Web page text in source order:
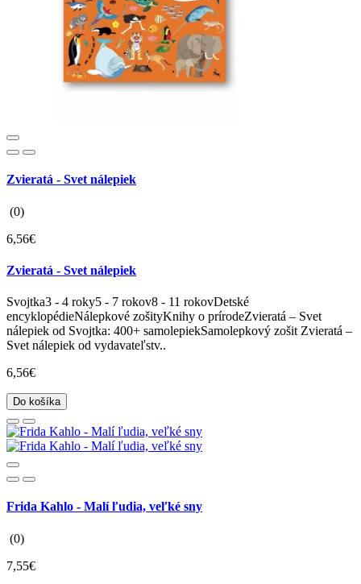
Zvieratá - Svet nálepiek
(0)
6,56€
Zvieratá - Svet nálepiek
Svojtka3 - 4 roky5 - 7 rokov8 - 11 rokovDetské
encyklopédieNálepkové zošityKnihy o prírodeZvieratá – Svet
nálepiek od Svojtka: 400+ samolepiekSamolepkový zošit Zvieratá –
Svet nálepiek od vydavateľstv..
6,56€
Do košíka
Frida Kahlo - Malí ľudia, veľké sny
(0)
7,55€